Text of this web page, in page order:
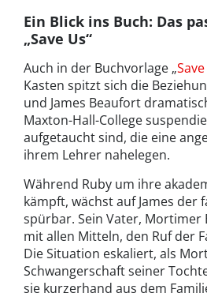
Ein Blick ins Buch: Das
„Save Us“
Auch in der Buchvorlage „
Kasten spitzt sich die
und James Beaufort
Maxton-Hall-College
aufgetaucht sind, die eine
ihrem Lehrer nahelegen.
Während Ruby um ihre
kämpft, wächst auf James der
spürbar. Sein Vater, Mortimer
mit allen Mitteln, den Ruf der
Die Situation eskaliert, als
Schwangerschaft seiner
sie kurzerhand aus dem